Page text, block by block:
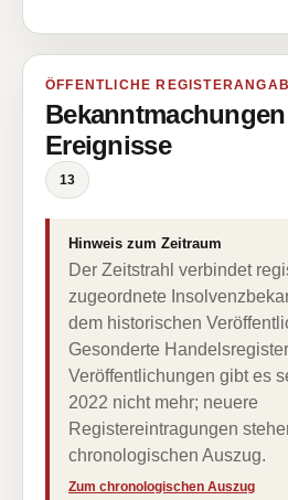
ÖFFENTLICHE
Ereignisse
13
Hinweis zum Zeitraum
Der Zeitstrahl verbindet
zugeordnete
dem historischen
Gesonderte
Veröffentlichungen gibt es
2022 nicht mehr; neuere
Registereintragungen
chronologischen Auszug.
Zum chronologischen Auszug